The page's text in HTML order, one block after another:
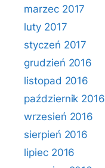
marzec 2017
luty 2017
styczeń 2017
grudzień 2016
listopad 2016
październik 2016
wrzesień 2016
sierpień 2016
lipiec 2016